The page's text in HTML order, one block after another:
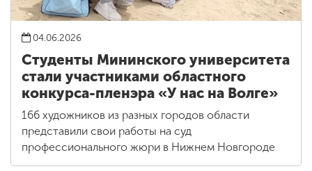
04.06.2026
Студенты Мининского университета
стали участниками областного
конкурса-пленэра «У нас на Волге»
166 художников из разных городов области
представили свои работы на суд
профессионального жюри в Нижнем Новгороде